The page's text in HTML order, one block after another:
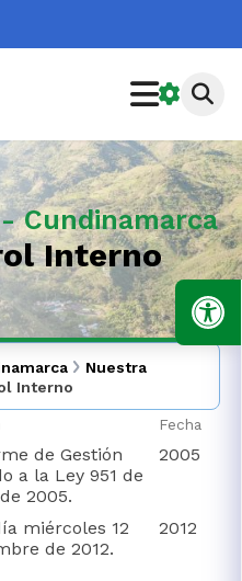
Cundinamarca
Interno
Nuestra
Interno
Fecha
de Gestión
a la Ley 951 de
2005.
2005
miércoles 12
de 2012.
2012